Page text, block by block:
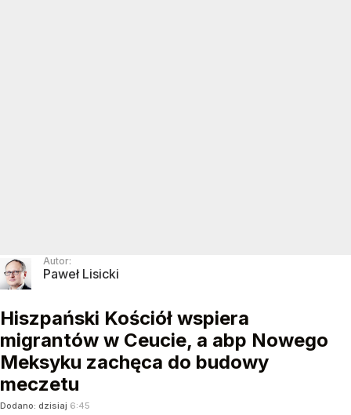
Autor:
Paweł Lisicki
Hiszpański Kościół wspiera
migrantów w Ceucie, a abp Nowego
Meksyku zachęca do budowy
meczetu
Dodano: dzisiaj 6:45